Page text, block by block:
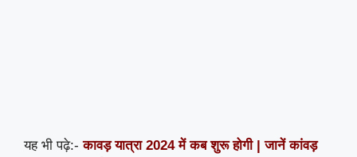
यह भी पढ़े:- कावड़ यात्रा 2024 में कब शुरू होगी | जानें कांवड़